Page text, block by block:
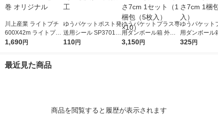
川上産業 ライトプチ
600X42m ライトプチ
(R) 幅600mm×42m巻
1,690円
ゆうパケットポスト発
送用シール SP3701 1
パック（20枚入） 今
110円
ゆうパケットプラス専
用ダンボール箱 外寸
法：縦24cm×横17cm
3,150円
ゆうパケット
用ダンボール
法：縦24cm×
325円
最近見た商品
商品を閲覧すると履歴が表示されます